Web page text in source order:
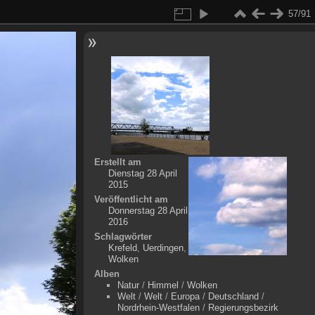
57/91
Erstellt am
Dienstag 28 April
2015
Veröffentlicht am
Donnerstag 28 April
2016
Schlagwörter
Krefeld, Uerdingen,
Wolken
Alben
Natur/ Himmel / Wolken
Welt/ Welt/ Europa/ Deutschland /
Nordrhein-Westfalen/ Regierungsbezirk